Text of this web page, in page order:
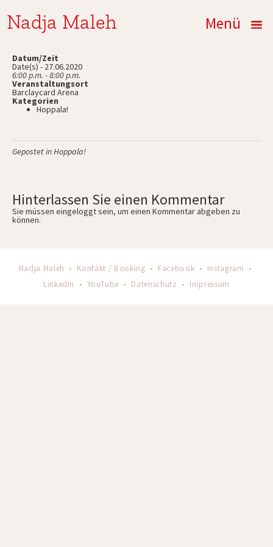
Nadja Maleh Menü
Datum/Zeit
Date(s) - 27.06.2020
6:00 p.m. - 8:00 p.m.
Veranstaltungsort
Barclaycard Arena
Kategorien
Hoppala!
Gepostet inHoppala!
Hinterlassen Sie einen Kommentar
Sie müssen eingeloggtsein, um einen Kommentar abgeben zu
können.
Nadja Maleh • Kontakt / Booking • Facebook • Instagram •
LinkedIn
• YouTube • Datenschutz • Impressum